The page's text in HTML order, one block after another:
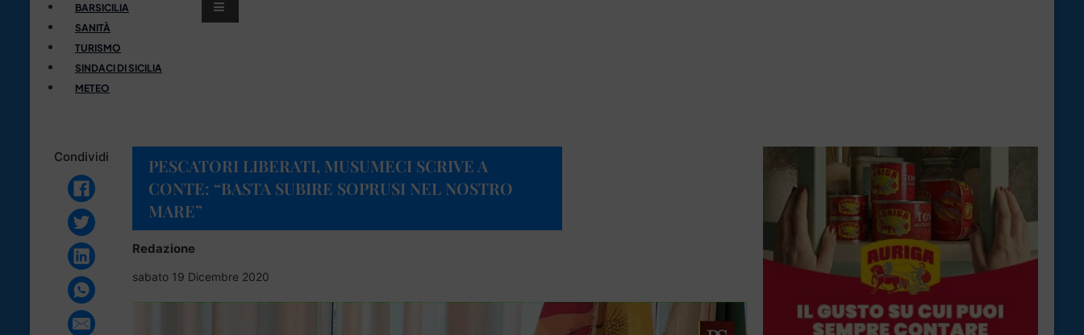
BARSICILIA
SANITÀ
TURISMO
SINDACI DI SICILIA
METEO
Condividi
PESCATORI LIBERATI, MUSUMECI SCRIVE A
CONTE: “BASTA SUBIRE SOPRUSI NEL NOSTRO
MARE”
Redazione
sabato 19 Dicembre 2020